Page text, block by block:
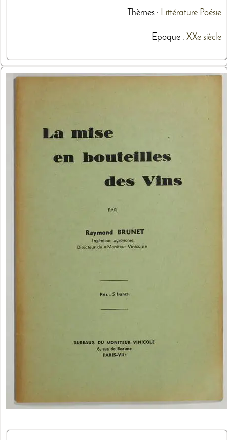
Thèmes: Littérature Poésie
Epoque : XXe siècle